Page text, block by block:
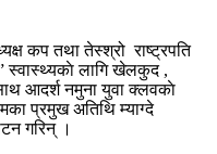
कप तथा तेस्श्रो राष्ट्रपति
स्वास्थ्यकाे लागि खेलकुद ,
आदर्श नमुना युवा क्लवकाे
प्रमुख अतिथि म्याग्दे
गरिन् ।